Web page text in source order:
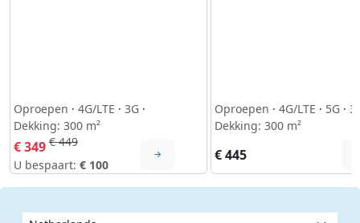
Oproepen · 4G/LTE · 3G ·
Dekking: 300 m²
€ 349 € 449
U bespaart: € 100
Oproepen · 4G/LTE · 5G ·
Dekking: 300 m²
€ 445